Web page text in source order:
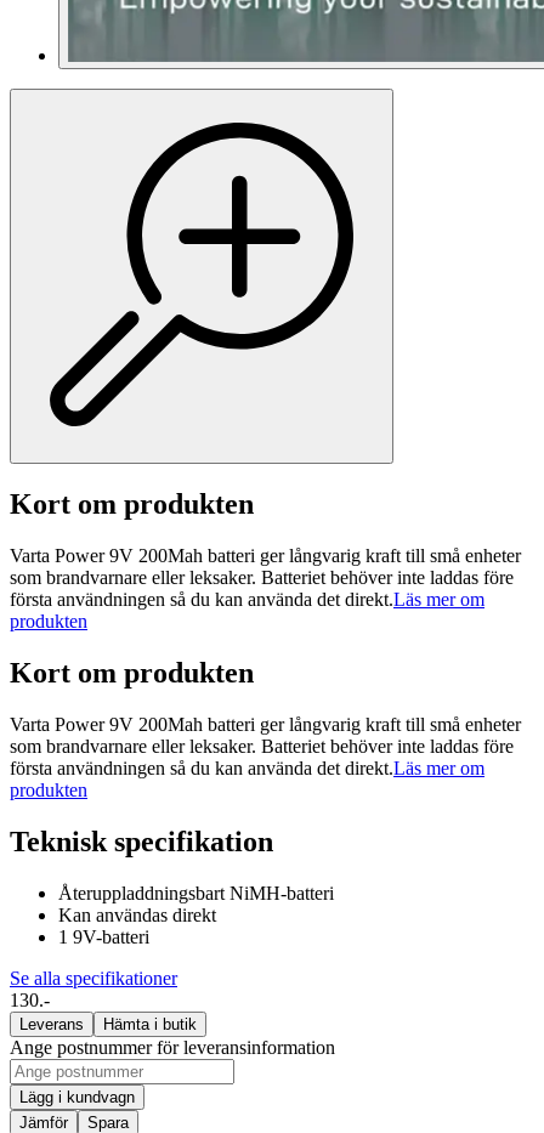
Kort om produkten
Varta Power 9V 200Mah batteri ger långvarig kraft till små enheter
som brandvarnare eller leksaker. Batteriet behöver inte laddas före
första användningen så du kan använda det direkt.Läs mer om
produkten
Kort om produkten
Varta Power 9V 200Mah batteri ger långvarig kraft till små enheter
som brandvarnare eller leksaker. Batteriet behöver inte laddas före
första användningen så du kan använda det direkt.Läs mer om
produkten
Teknisk specifikation
Återuppladdningsbart NiMH-batteri
Kan användas direkt
1 9V-batteri
Se alla specifikationer
130.-
Leverans Hämta i butik
Ange postnummer för leveransinformation
Lägg i kundvagn
Jämför
Spara